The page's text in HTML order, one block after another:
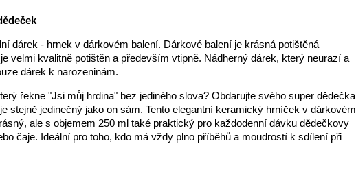
dárek - hrnek v dárkovém balení. Dárkové balení je krásná potištěná
velmi kvalitně potištěn a především vtipně. Nádherný dárek, který neurazí a
dárek k narozeninám.
řekne "Jsi můj hrdina" bez jediného slova? Obdarujte svého super dědečka
stejně jedinečný jako on sám. Tento elegantní keramický hrníček v dárkovém
ale s objemem 250 ml také praktický pro každodenní dávku dědečkovy
čaje. Ideální pro toho, kdo má vždy plno příběhů a moudrostí k sdílení při